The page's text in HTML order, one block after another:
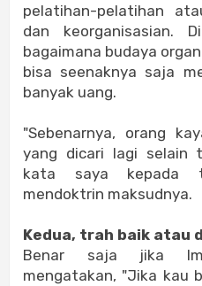
pelatihan-pelatihan
dan keorganisasian.
bagaimana budaya
bisa seenaknya saja
banyak uang.
"Sebenarnya, orang
yang dicari lagi selain
kata saya kepada
mendoktrin maksudnya.
Kedua, trah baik atau
Benar saja jika
mengatakan, "Jika kau